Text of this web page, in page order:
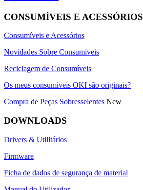
CONSUMÍVEIS E ACESSÓRIOS
Consumíveis e Acessórios
Novidades Sobre Consumíveis
Reciclagem de Consumíveis
Os meus consumíveis OKI são originais?
Compra de Peças Sobresselentes New
DOWNLOADS
Drivers & Utilitários
Firmware
Ficha de dados de segurança de material